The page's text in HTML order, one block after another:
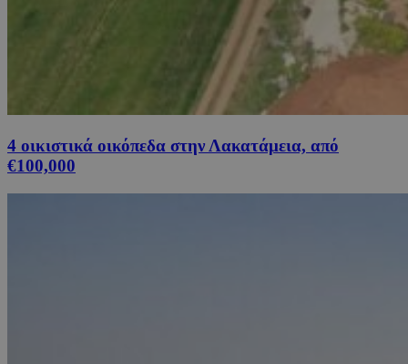
4 οικιστικά οικόπεδα στην Λακατάμεια, από
€100,000